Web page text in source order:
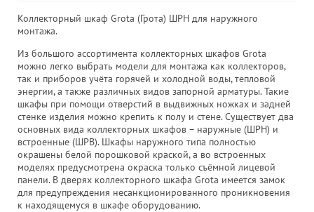
Коллекторный шкаф Grota (Грота) ШРН для наружного
монтажа.
Из большого ассортимента коллекторных шкафов Grota
можно легко выбрать модели для монтажа как коллекторов,
так и приборов учёта горячей и холодной воды, тепловой
энергии, а также различных видов запорной арматуры. Такие
шкафы при помощи отверстий в выдвижных ножках и задней
стенке изделия можно крепить к полу и стене. Существует два
основных вида коллекторных шкафов – наружные (ШРН) и
встроенные (ШРВ). Шкафы наружного типа полностью
окрашены белой порошковой краской, а во встроенных
моделях предусмотрена окраска только съёмной лицевой
панели. В дверях коллекторного шкафа Grota имеется замок
для предупреждения несанкционированного проникновения
к находящемуся в шкафе оборудованию.